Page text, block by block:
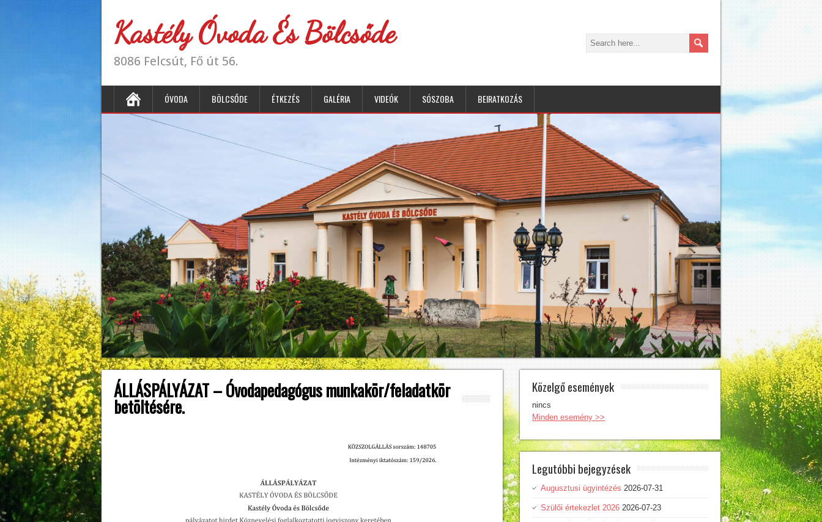
Kastély Óvoda És Bölcsőde
8086 Felcsút, Fő út 56.
ÓVODA BÖLCSŐDE ÉTKEZÉS GALÉRIA VIDEÓK SÓSZOBA BEIRATKOZÁS
ÁLLÁSPÁLYÁZAT – Óvodapedagógus munkakör/feladatkör
betöltésére.
Közelgő események
nincs
Minden esemény >>
Legutóbbi bejegyzések
Augusztusi ügyintézés 2026-07-31
Szülői értekezlet 2026 2026-07-23